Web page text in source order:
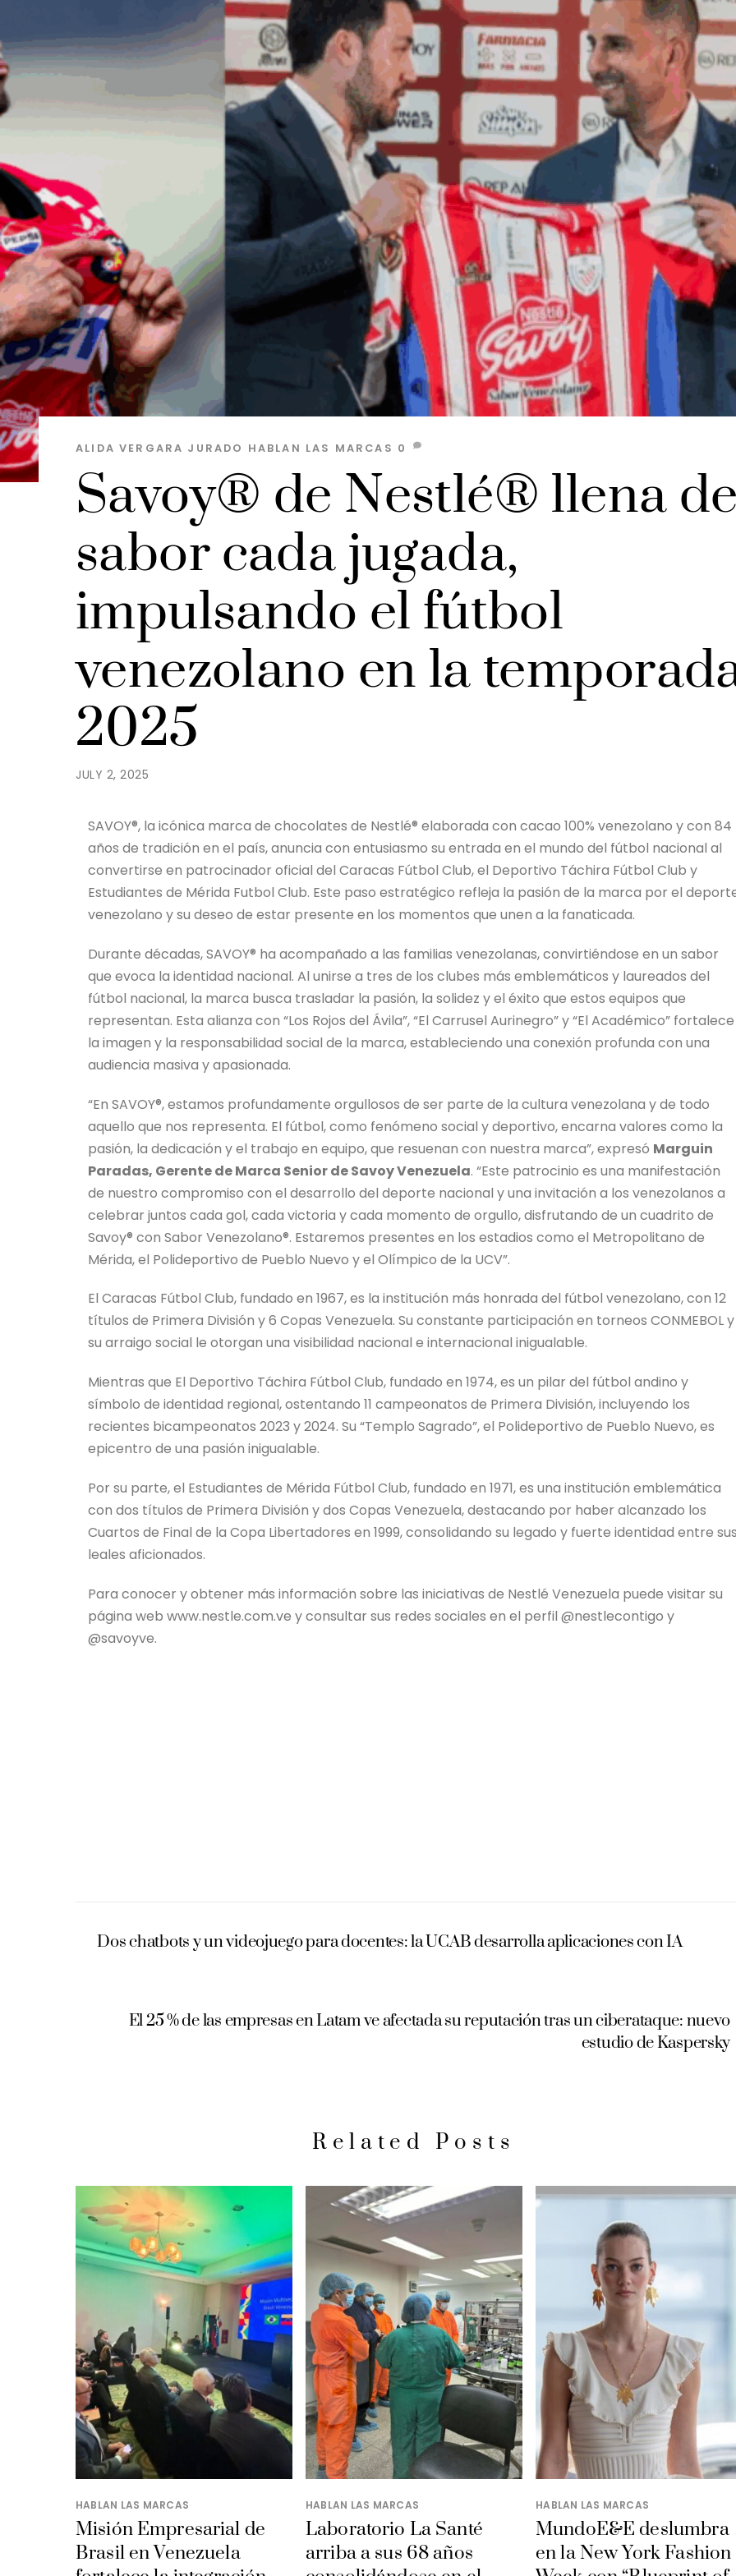
JULY 2, 2025
Savoy® de Nestlé® llena
sabor cada jugada,
impulsando el fútbol
venezolano en la
2025
ALIDA VERGARA JURADO HABLAN LAS MARCAS 0
SAVOY®, la icónica marca de chocolates de Nestlé® elaborada con cacao 100% venezolano y con 84
años de tradición en el país, anuncia con entusiasmo su entrada en el mundo del fútbol nacional al
convertirse en patrocinador oficial del Caracas Fútbol Club, el Deportivo Táchira Fútbol Club y
Estudiantes de Mérida Futbol Club. Este paso estratégico refleja la pasión de la marca por el
venezolano y su deseo de estar presente en los momentos que unen a la fanaticada.
Durante décadas, SAVOY® ha acompañado a las familias venezolanas, convirtiéndose en un sabor
que evoca la identidad nacional. Al unirse a tres de los clubes más emblemáticos y laureados del
fútbol nacional, la marca busca trasladar la pasión, la solidez y el éxito que estos equipos que
representan. Esta alianza con “Los Rojos del Ávila”, “El Carrusel Aurinegro” y “El Académico” fortalece
la imagen y la responsabilidad social de la marca, estableciendo una conexión profunda con una
audiencia masiva y apasionada.
“En SAVOY®, estamos profundamente orgullosos de ser parte de la cultura venezolana y de todo
aquello que nos representa. El fútbol, como fenómeno social y deportivo, encarna valores como la
pasión, la dedicación y el trabajo en equipo, que resuenan con nuestra marca”, expresó Marguin
Paradas, Gerente de Marca Senior de Savoy Venezuela. “Este patrocinio es una manifestación
de nuestro compromiso con el desarrollo del deporte nacional y una invitación a los venezolanos a
celebrar juntos cada gol, cada victoria y cada momento de orgullo, disfrutando de un cuadrito de
Savoy® con Sabor Venezolano®. Estaremos presentes en los estadios como el Metropolitano de
Mérida, el Polideportivo de Pueblo Nuevo y el Olímpico de la UCV”.
El Caracas Fútbol Club, fundado en 1967, es la institución más honrada del fútbol venezolano, con 12
títulos de Primera División y 6 Copas Venezuela. Su constante participación en torneos CONMEBOL y
su arraigo social le otorgan una visibilidad nacional e internacional inigualable.
Mientras que El Deportivo Táchira Fútbol Club, fundado en 1974, es un pilar del fútbol andino y
símbolo de identidad regional, ostentando 11 campeonatos de Primera División, incluyendo los
recientes bicampeonatos 2023 y 2024. Su “Templo Sagrado”, el Polideportivo de Pueblo Nuevo, es
epicentro de una pasión inigualable.
Por su parte, el Estudiantes de Mérida Fútbol Club, fundado en 1971, es una institución emblemática
con dos títulos de Primera División y dos Copas Venezuela, destacando por haber alcanzado los
Cuartos de Final de la Copa Libertadores en 1999, consolidando su legado y fuerte identidad entre
leales aficionados.
Para conocer y obtener más información sobre las iniciativas de Nestlé Venezuela puede visitar su
página web www.nestle.com.ve y consultar sus redes sociales en el perfil @nestlecontigo y
@savoyve.
Dos chatbots y un videojuego para docentes: la UCAB desarrolla aplicaciones con IA
El 25 % de las empresas en Latam ve afectada su reputación tras un ciberataque: nuevo
estudio de Kaspersky
Related Posts
HABLAN LAS MARCAS
Misión Empresarial de
Brasil en Venezuela
HABLAN LAS MARCAS
Laboratorio La Santé
arriba a sus 68 años
HABLAN LAS MARCAS
MundoE&E deslumbra
en la New York Fashion